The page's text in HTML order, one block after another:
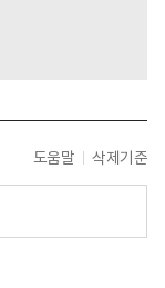
도움말 삭제기준